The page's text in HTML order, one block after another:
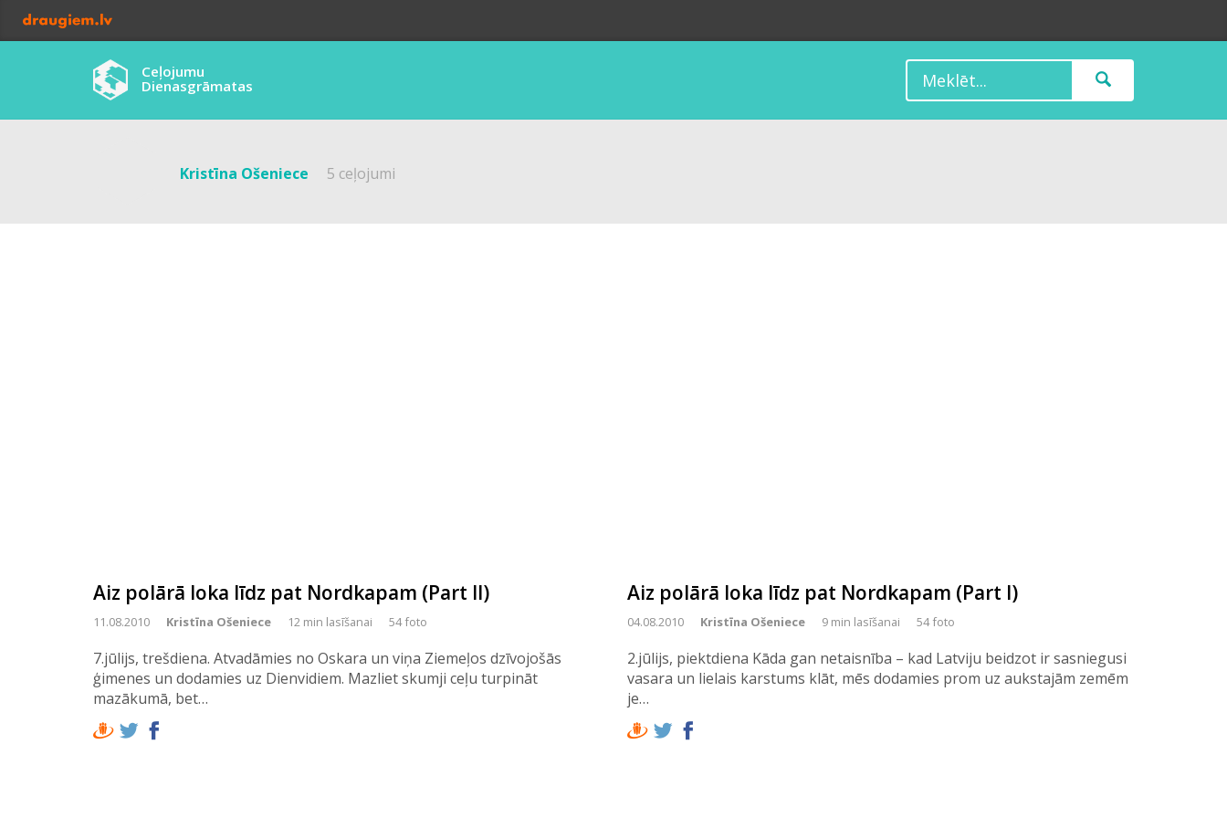
Ceļojumu
Dienasgrāmatas
Kristīna Ošeniece 5 ceļojumi
Aiz polārā loka līdz pat Nordkapam (Part II)
11.08.2010 Kristīna Ošeniece 12 min lasīšanai 54 foto
7.jūlijs, trešdiena. Atvadāmies no Oskara un viņa Ziemeļos dzīvojošās
ģimenes un dodamies uz Dienvidiem. Mazliet skumji ceļu turpināt
mazākumā, bet…
Aiz polārā loka līdz pat Nordkapam (Part I)
04.08.2010 Kristīna Ošeniece 9 min lasīšanai 54 foto
2.jūlijs, piektdiena Kāda gan netaisnība – kad Latviju beidzot ir sasniegusi
vasara un lielais karstums klāt, mēs dodamies prom uz aukstajām zemēm
je…